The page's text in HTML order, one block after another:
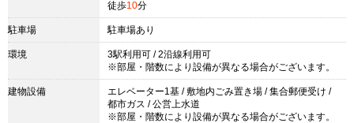
徒歩10分
駐車場 駐車場あり
環境
3駅利用可 / 2沿線利用可
※部屋・階数により設備が異なる場合がございます。
建物設備
エレベーター1基 / 敷地内ごみ置き場 / 集合郵便受け /
都市ガス / 公営上水道
※部屋・階数により設備が異なる場合がございます。